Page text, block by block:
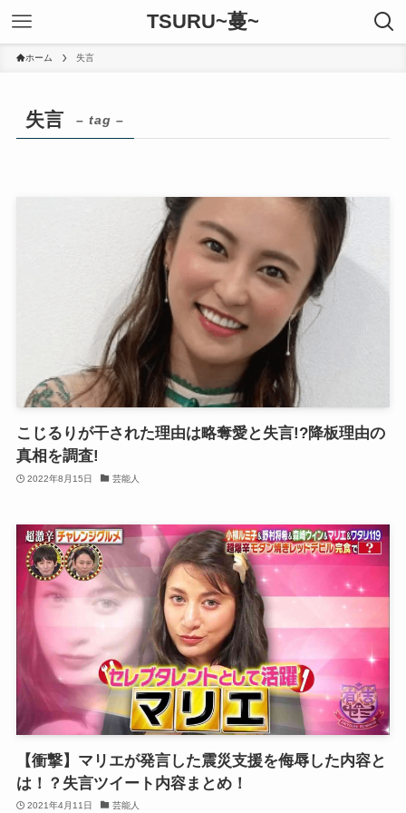
TSURU~蔓~
ホーム 失言
失言 – tag –
こじるりが干された理由は略奪愛と失言!?降板理由の
真相を調査!
2022年8月15日 芸能人
【衝撃】マリエが発言した震災支援を侮辱した内容と
は！？失言ツイート内容まとめ！
2021年4月11日 芸能人